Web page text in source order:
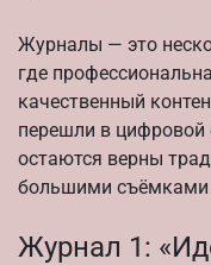
Журналы — это
где
качественный
перешли в
остаются верны
большими съёмками
Журнал 1: